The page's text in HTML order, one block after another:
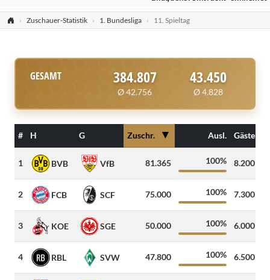
Zuschauer-Statistik 1. Bundesliga 11. Spieltag
GESAMT 384.807
Ø 42.756
43.450
Ø 4.828
# H G Zuschr. ▼ Ausl. Gäste
1 BVB VfB 81.365 100% 8.200
2 FCB SCF 75.000 100% 7.300
3 KOE SGE 50.000 100% 6.000
4 RBL SVW 47.800 100% 6.500